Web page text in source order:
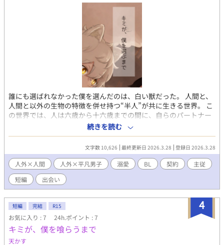
誰にも選ばれなかった僕を選んだのは、白い獣だった。 人間と、
人間と以外の生物の特徴を併せ持つ“半人”が共に生きる世界。 こ
の世界では、人は六歳から十六歳までの間に、自らのパートナー
となる半人の幼体を選び、育てる義務を負っている。 けれど深
森 夜（フカモリ ヨル）は、十五歳になった今も、パートナー
がいなかった。 周囲に置いていかれ、価値がないような痛みを抱
えながらも、彼が半人を求め続けるのには理由がある。 ある日突
然姿を消した幼馴染――薮颯太。 「彼は半人と共に消えたらし
い」 その噂をきっかけに、夜は半人保護機関へ入るため、自分の
パートナーを探し続けていた。 そんなある雨の日。 保護施設の奥
で夜が出会ったのは、傷だらけで倒れた白い獣。 その出会いはや
がて、選ぶはずだった少年と、選ばれることを望んでいた半人、
二人の運命を大きく変えていく――。 これは、ずっと誰にも選ば
れなかった少年が、たった一人の半人に選ばれるまでの物語。 そ
して、やがてその白い獣に平凡男子な夜が、溺愛執着されるまで
の二人の出会いの話。
続きを読む
文字数 10,626 最終更新日 2026.3.28 登録日 2026.3.28
人外×人間 人外×平凡男子 溺愛 BL 契約
主従
短編
出会い
4
短編 完結 R15
お気に入り : 7 24h.ポイント : 7
キミが、僕を喰らうまで
天かす